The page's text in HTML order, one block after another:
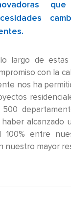
largo de estas
con la
nos ha
500
haber alcanzado
100% entre
nuestro mayor